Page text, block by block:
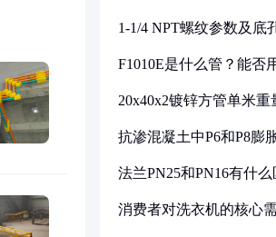
1-1/4 NPT螺纹参数及底
F1010E是什么管？能否
20x40x2镀锌方管单米
抗渗混凝土中P6和P8膨
法兰PN25和PN16有什么
消费者对洗衣机的核心